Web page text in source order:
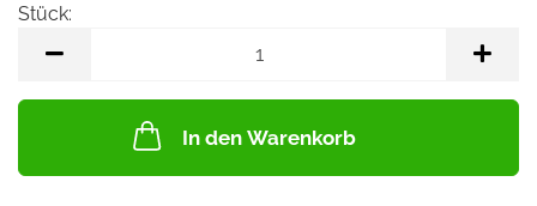
Stück:
In den Warenkorb